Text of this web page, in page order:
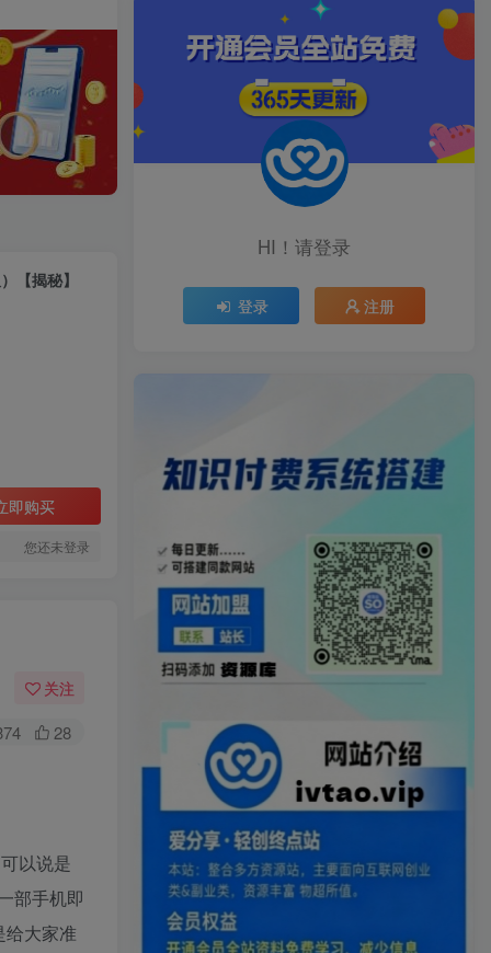
【揭秘】
即购买
您还未登录
关注
28
以说是
部手机即
大家准
HI！请登录
登录 注册